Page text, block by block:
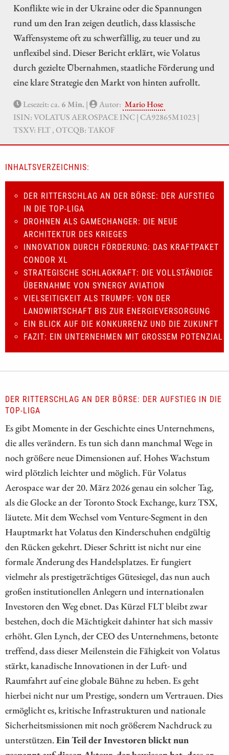
Konflikte wie in der Ukraine oder die Spannungen
rund um den Iran zeigen deutlich, dass klassische
Waffensysteme oft zu schwerfällig, zu teuer und zu
unflexibel sind. Dieser Bericht erklärt, wie Volatus
durch gezielte Übernahmen, staatliche Förderung und
eine klare Strategie den Markt von hinten aufrollt.
Lesezeit: ca. 6 Min. | Autor: Mario Hose
ISIN: VOLATUS AEROSPACE INC | CA92865M1023 |
TSXV: FLT , OTCQB: TAKOF
INHALTSVERZEICHNIS:
DER RITTERSCHLAG AN DER BÖRSE: DER AUFSTIEG
IN DIE TOP-LIGA
DROHNEN ALS GAMECHANGER: DIE NEUE
ARCHITEKTUR DES KRIEGES
INNOVATION DURCH FÖRDERUNG: DAS KRAFTPAKET
CONDOR XL
STRATEGISCHE SCHLAGKRAFT: DIE VOLLSTÄNDIGE
ÜBERNAHME VON SYNERGY AVIATION
VIELSEITIGKEIT ALS TRUMPF: VON DER
LANDWIRTSCHAFT BIS ZUR ENERGIEVERSORGUNG
EIN BLICK AUF DIE KONKURRENZ UND DIE ZUKUNFT
FAZIT: EIN UNTERNEHMEN MIT GROSSEM POTENZIAL
DER RITTERSCHLAG AN DER BÖRSE: DER AUFSTIEG IN DIE
TOP-LIGA
Es gibt Momente in der Geschichte eines Unternehmens,
die alles verändern. Es tun sich dann manchmal Wege in
noch größere neue Dimensionen auf. Hohes Wachstum
wird plötzlich leichter und möglich. Für Volatus
Aerospace war der 20. März 2026 genau ein solcher Tag,
als die Glocke an der Toronto Stock Exchange, kurz TSX,
läutete. Mit dem Wechsel vom Venture-Segment in den
Hauptmarkt hat Volatus den Kinderschuhen endgültig
den Rücken gekehrt. Dieser Schritt ist nicht nur eine
formale Änderung des Handelsplatzes. Er fungiert
vielmehr als prestigeträchtiges Gütesiegel, das nun auch
großen institutionellen Anlegern und internationalen
Investoren den Weg ebnet. Das Kürzel FLT bleibt zwar
bestehen, doch die Mächtigkeit dahinter hat sich massiv
erhöht. Glen Lynch, der CEO des Unternehmens, betonte
treffend, dass dieser Meilenstein die Fähigkeit von Volatus
stärkt, kanadische Innovationen in der Luft- und
Raumfahrt auf eine globale Bühne zu heben. Es geht
hierbei nicht nur um Prestige, sondern um Vertrauen. Dies
ermöglicht es, kritische Infrastrukturen und nationale
Sicherheitsmissionen mit noch größerem Nachdruck zu
unterstützen.Ein Teil der Investoren blickt nun